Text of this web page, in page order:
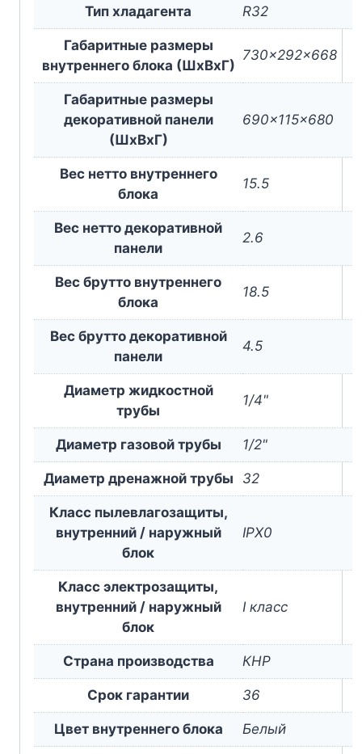
Тип хладагента R32
Габаритные размеры
внутреннего блока (ШxВxГ)
730x292x668
Габаритные размеры
декоративной панели
(ШxВxГ)
690x115x680
Вес нетто внутреннего
блока
15.5
Вес нетто декоративной
панели
2.6
Вес брутто внутреннего
блока
18.5
Вес брутто декоративной
панели
4.5
Диаметр жидкостной
трубы
1/4"
Диаметр газовой трубы 1/2"
Диаметр дренажной трубы 32
Класс пылевлагозащиты,
внутренний / наружный
блок
IPX0
Класс электрозащиты,
внутренний / наружный
блок
I класс
Страна производства КНР
Срок гарантии 36
Цвет внутреннего блока Белый